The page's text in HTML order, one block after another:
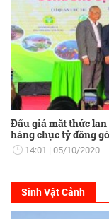
Đấu giá mắt thức
hàng chục tỷ đồng
14:01 05/10/2020
Sinh Vật Cảnh